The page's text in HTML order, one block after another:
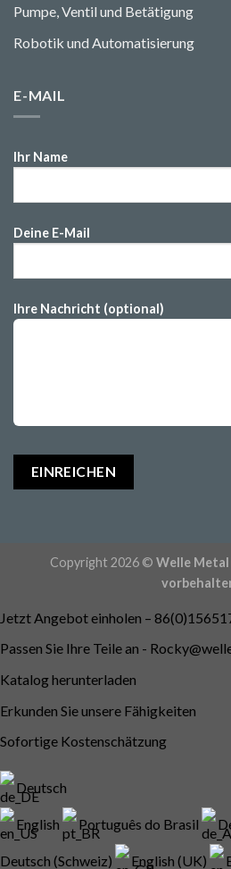
Pumpe, Ventil und Betätigung
Robotik und Automatisierung
E-MAIL
Ihr Name
Deine E-Mail
Ihre Nachricht (optional)
Copyright 2026 © Welle Metal
Jetzt Angebot einholen –
Passen Sie Ihre Teile an -
Katalog herunterladen
Erkunden Sie unsere Fähigkeiten
Sofortige Kostenschätzung
Deutsch
English Português do Brasil
Deutsch (Schweiz) English (UK)